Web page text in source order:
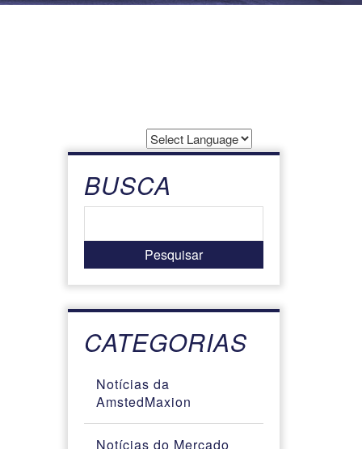
Powered by
BUSCA
CATEGORIAS
Notícias da
AmstedMaxion
Notícias do Mercado